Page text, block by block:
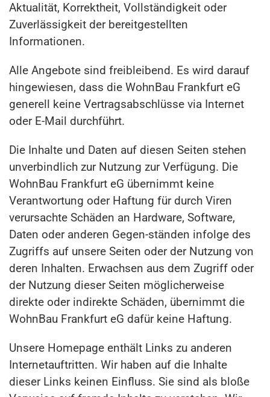
Aktualität, Korrektheit, Vollständigkeit oder
Zuverlässigkeit der bereitgestellten
Informationen.
Alle Angebote sind freibleibend. Es wird darauf
hingewiesen, dass die WohnBau Frankfurt eG
generell keine Vertragsabschlüsse via Internet
oder E-Mail durchführt.
Die Inhalte und Daten auf diesen Seiten stehen
unverbindlich zur Nutzung zur Verfügung. Die
WohnBau Frankfurt eG übernimmt keine
Verantwortung oder Haftung für durch Viren
verursachte Schäden an Hardware, Software,
Daten oder anderen Gegen-ständen infolge des
Zugriffs auf unsere Seiten oder der Nutzung von
deren Inhalten. Erwachsen aus dem Zugriff oder
der Nutzung dieser Seiten möglicherweise
direkte oder indirekte Schäden, übernimmt die
WohnBau Frankfurt eG dafür keine Haftung.
Unsere Homepage enthält Links zu anderen
Internetauftritten. Wir haben auf die Inhalte
dieser Links keinen Einfluss. Sie sind als bloße